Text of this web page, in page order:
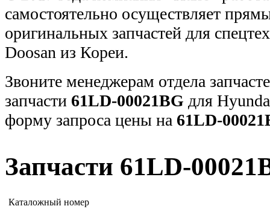
самостоятельно осуществляет
оригинальных запчастей для
Doosan из Кореи.
Звоните менеджерам отдела
запчасти 61LD-00021BG для
форму запроса цены на 61LD-
Запчасти 61LD-
Каталожный номер